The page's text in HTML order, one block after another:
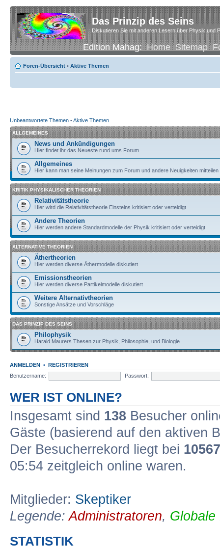
Das Prinzip des Seins
Diskutieren Sie mit anderen Lesern über Physik und
Edition Mahag:Home Sitemap
Foren-Übersicht • Aktive Themen
Unbeantwortete Themen •Aktive Themen
ALLGEMEINES
News und Ankündigungen
Hier findet ihr das Neueste rund ums Forum
Allgemeines
Hier kann man seine Meinungen zum Forum und andere Neuigkeiten mitteilen
KRITIK PHYSIKALISCHER THEORIEN
Relativitätstheorie
Hier wird die Relativitätstheorie Einsteins kritisiert oder verteidigt
Andere Theorien
Hier werden andere Standardmodelle der Physik kritisiert oder verteidigt
ALTERNATIVE THEORIEN
Äthertheorien
Hier werden diverse Äthermodelle diskutiert
Emissionstheorien
Hier werden diverse Partikelmodelle diskutiert
Weitere Alternativtheorien
Sonstige Ansätze und Vorschläge
DAS PRINZIP DES SEINS
Philophysik
Harald Maurers Thesen zur Physik, Philosophie, und Biologie
ANMELDEN • REGISTRIEREN
Benutzername:
Passwort:
WER IST ONLINE?
Insgesamt sind 138 Besucher
Gäste (basierend auf den aktiven
Der Besucherrekord liegt bei 10567
05:54 zeitgleich online waren.
Mitglieder: Skeptiker
Legende:Administratoren, Globale
STATISTIK